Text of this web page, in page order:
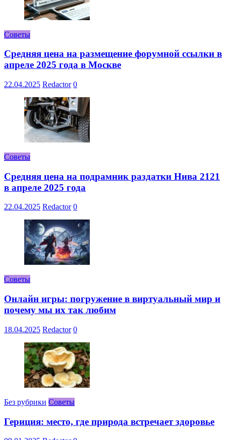
Советы
Средняя цена на размещение форумной ссылки в
апреле 2025 года в Москве
22.04.2025 Redactor 0
Советы
Средняя цена на подрамник раздатки Нива 2121
в апреле 2025 года
22.04.2025 Redactor 0
Советы
Онлайн игры: погружение в виртуальный мир и
почему мы их так любим
18.04.2025 Redactor 0
Без рубрики Советы
Гериция: место, где природа встречает здоровье